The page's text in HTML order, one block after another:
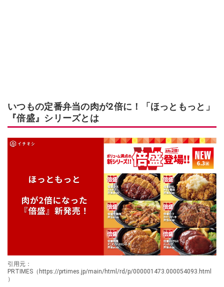
いつもの定番弁当の肉が2倍に！「ほっともっと」
『倍盛』シリーズとは
引用元：
PRTIMES（https://prtimes.jp/main/html/rd/p/000001473.000054093.html
）